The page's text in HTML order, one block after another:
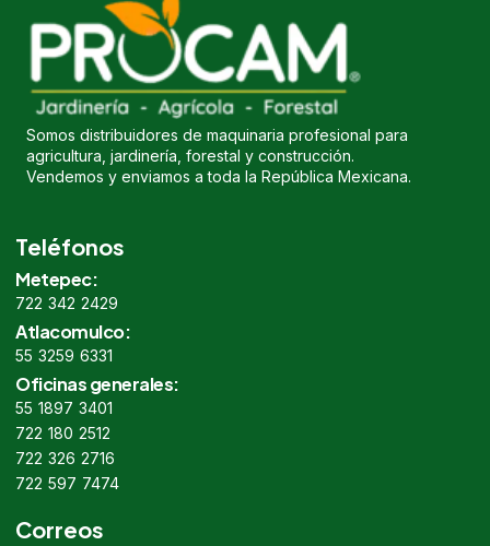
Somos distribuidores de maquinaria profesional para
agricultura, jardinería, forestal y construcción.
Vendemos y enviamos a toda la República Mexicana.
Teléfonos
Metepec:
722 342 2429
Atlacomulco:
55 3259 6331
Oficinas generales:
55 1897 3401
722 180 2512
722 326 2716
722 597 7474
Correos